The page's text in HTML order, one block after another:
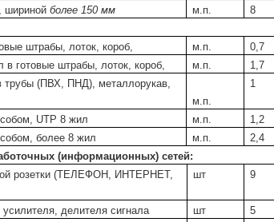
ширинойболее 150 мм м.п.
8
штрабы, лоток, короб, м.п.
0,7
в готовые штрабы, лоток, короб, м.п.
1,7
трубы (ПВХ, ПНД), металлорукав,
м.п.
1
UTP 8 жил м.п.
1,2
более 8 жил м.п.
2,4
(информационных) сетей:
розетки (ТЕЛЕФОН, ИНТЕРНЕТ,
шт 9
делителя сигнала шт
5